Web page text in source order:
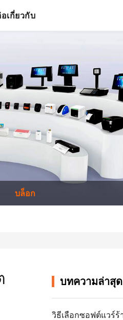
เกี่ยวกับ
บล็อก
บทความล่าสุด